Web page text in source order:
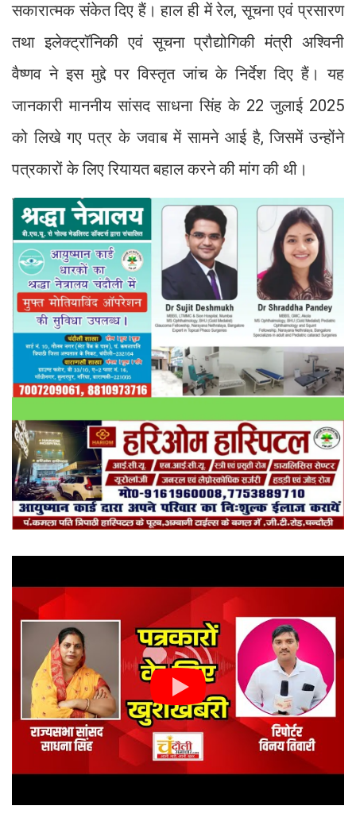
सकारात्मक संकेत दिए हैं। हाल ही में रेल, सूचना एवं प्रसारण
तथा इलेक्ट्रॉनिकी एवं सूचना प्रौद्योगिकी मंत्री अश्विनी
वैष्णव ने इस मुद्दे पर विस्तृत जांच के निर्देश दिए हैं। यह
जानकारी माननीय सांसद साधना सिंह के 22 जुलाई 2025
को लिखे गए पत्र के जवाब में सामने आई है, जिसमें उन्होंने
पत्रकारों के लिए रियायत बहाल करने की मांग की थी।